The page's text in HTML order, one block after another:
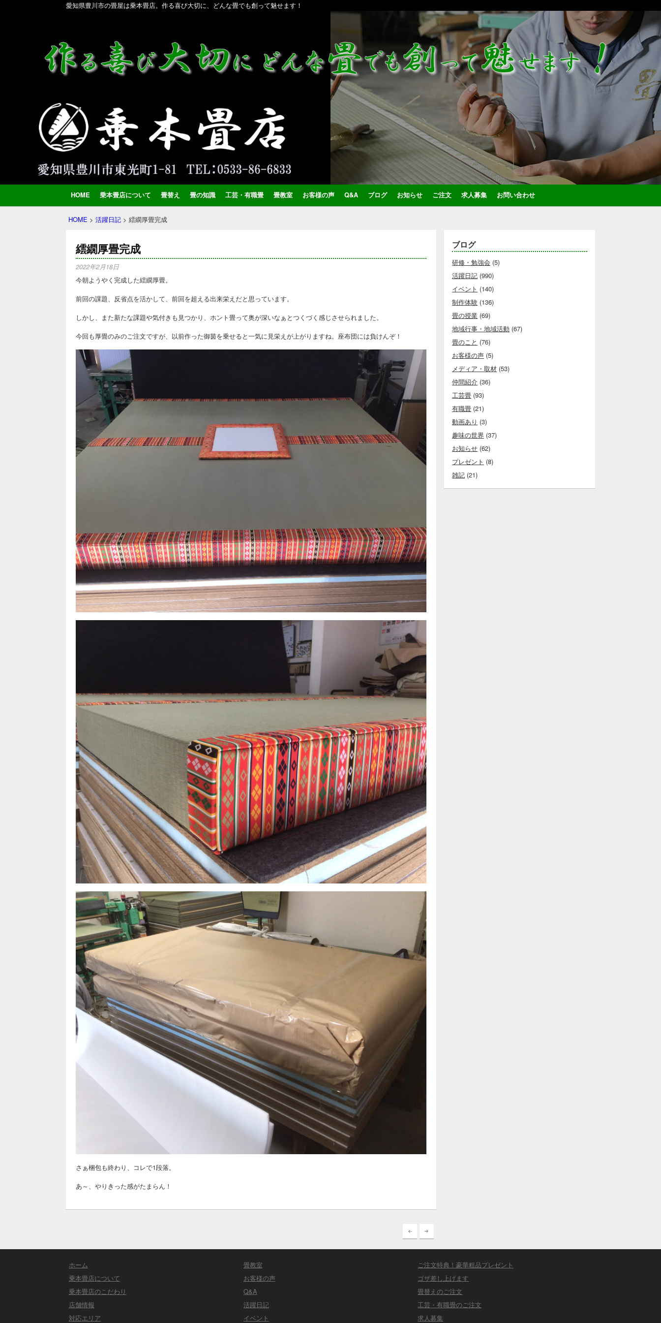
愛知県豊川市の畳屋は乗本畳店。作る喜び大切に、どんな畳でも創って魅せます！
HOME 乗本畳店について 畳替え 畳の知識 工芸・有職畳 畳教室 お客様の声 Q&A ブログ お知らせ ご注文 求人募集 お問い合わせ
HOME >活躍日記 >繧繝厚畳完成
繧繝厚畳完成
2022年2月18日
今朝ようやく完成した繧繝厚畳。
前回の課題、反省点を活かして、前回を超える出来栄えだと思っています。
しかし、また新たな課題や気付きも見つかり、ホント畳って奥が深いなぁとつくづく感じさせられました。
今回も厚畳のみのご注文ですが、以前作った御茵を乗せると一気に見栄えが上がりますね。座布団には負けんぞ！
さぁ梱包も終わり、コレで1段落。
あ～、やりきった感がたまらん！
ブログ
研修・勉強会 (5)
活躍日記 (990)
イベント (140)
制作体験 (136)
畳の授業 (69)
地域行事・地域活動 (67)
畳のこと (76)
お客様の声 (5)
メディア・取材 (53)
仲間紹介 (36)
工芸畳 (93)
有職畳 (21)
動画あり (3)
趣味の世界 (37)
お知らせ (62)
プレゼント (8)
雑記 (21)
ホーム
乗本畳店について
乗本畳店のこだわり
店舗情報
対応エリア
畳教室
お客様の声
Q&A
活躍日記
イベント
ご注文特典！豪華粗品プレゼント
ゴザ差し上げます
畳替えのご注文
工芸・有職畳のご注文
求人募集